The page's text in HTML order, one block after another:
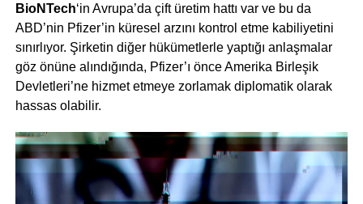
BioNTech‘in Avrupa’da çift üretim hattı var ve bu da
ABD’nin Pfizer’in küresel arzını kontrol etme kabiliyetini
sınırlıyor. Şirketin diğer hükümetlerle yaptığı anlaşmalar
göz önüne alındığında, Pfizer’ı önce Amerika Birleşik
Devletleri’ne hizmet etmeye zorlamak diplomatik olarak
hassas olabilir.